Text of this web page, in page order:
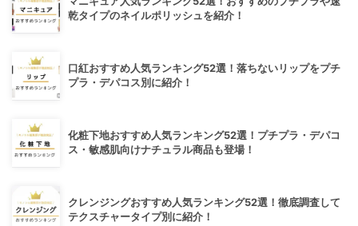
乾タイプのネイルポリッシュを紹介！
口紅おすすめ人気ランキング52選！落ちないリップをプチ
プラ・デパコス別に紹介！
化粧下地おすすめ人気ランキング52選！プチプラ・デパコ
ス・敏感肌向けナチュラル商品も登場！
クレンジングおすすめ人気ランキング52選！徹底調査して
テクスチャータイプ別に紹介！